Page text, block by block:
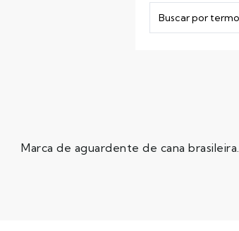
Marca de aguardente de cana brasileira.